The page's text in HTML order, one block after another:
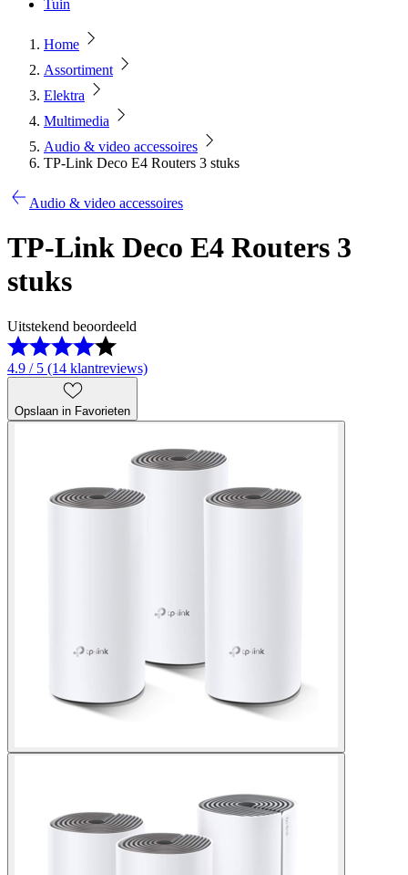
Tuin
Home
Assortiment
Elektra
Multimedia
Audio & video accessoires
TP-Link Deco E4 Routers 3 stuks
Audio & video accessoires
TP-Link Deco E4 Routers 3
stuks
Uitstekend beoordeeld
4.9 / 5 (14 klantreviews)
Opslaan in Favorieten